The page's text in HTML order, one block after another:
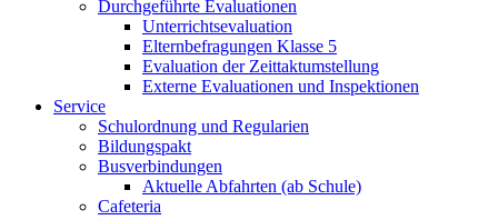
Durchgeführte Evaluationen
Unterrichtsevaluation
Elternbefragungen Klasse 5
Evaluation der Zeittaktumstellung
Externe Evaluationen und Inspektionen
Service
Schulordnung und Regularien
Bildungspakt
Busverbindungen
Aktuelle Abfahrten (ab Schule)
Cafeteria